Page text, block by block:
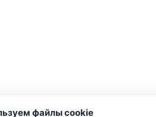
файлы cookie